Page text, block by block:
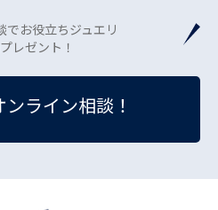
でお役立ちジュエリ
レゼント！
ンライン相談！